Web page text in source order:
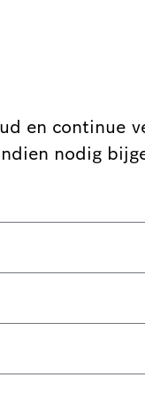
en continue
nodig